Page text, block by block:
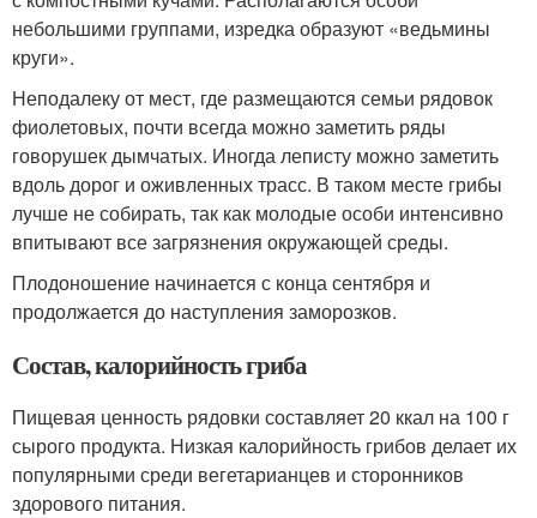
небольшими группами, изредка образуют «ведьмины
круги».
Неподалеку от мест, где размещаются семьи рядовок
фиолетовых, почти всегда можно заметить ряды
говорушек дымчатых. Иногда леписту можно заметить
вдоль дорог и оживленных трасс. В таком месте грибы
лучше не собирать, так как молодые особи интенсивно
впитывают все загрязнения окружающей среды.
Плодоношение начинается с конца сентября и
продолжается до наступления заморозков.
Состав, калорийность гриба
Пищевая ценность рядовки составляет 20 ккал на 100 г
сырого продукта. Низкая калорийность грибов делает их
популярными среди вегетарианцев и сторонников
здорового питания.